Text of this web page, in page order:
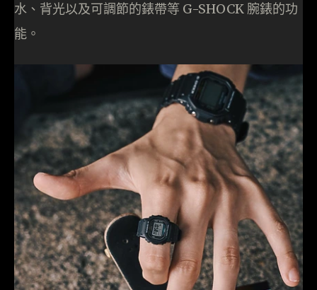
水、背光以及可調節的錶帶等 G-SHOCK 腕錶的功
能。